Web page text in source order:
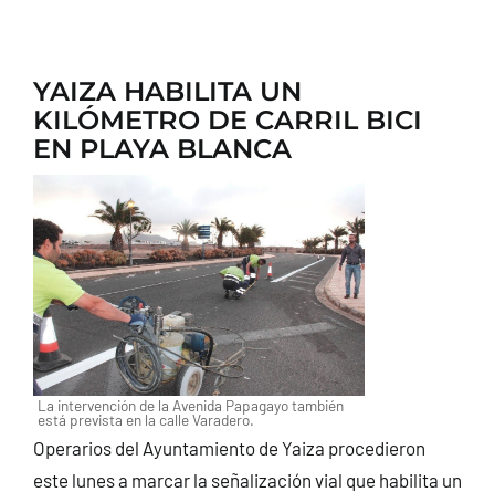
YAIZA HABILITA UN
KILÓMETRO DE CARRIL BICI
EN PLAYA BLANCA
La intervención de la Avenida Papagayo también
está prevista en la calle Varadero.
Operarios del Ayuntamiento de Yaiza procedieron
este lunes a marcar la señalización vial que habilita un